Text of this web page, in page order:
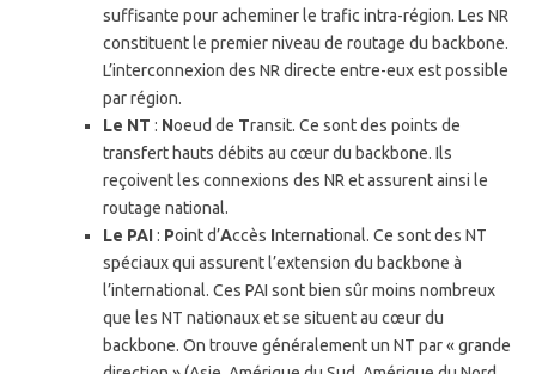
suffisante pour acheminer le trafic intra-région. Les NR
constituent le premier niveau de routage du backbone.
L’interconnexion des NR directe entre-eux est possible
par région.
Le NT : Noeud de Transit. Ce sont des points de
transfert hauts débits au cœur du backbone. Ils
reçoivent les connexions des NR et assurent ainsi le
routage national.
Le PAI: Point d’Accès International. Ce sont des NT
spéciaux qui assurent l’extension du backbone à
l’international. Ces PAI sont bien sûr moins nombreux
que les NT nationaux et se situent au cœur du
backbone. On trouve généralement un NT par « grande